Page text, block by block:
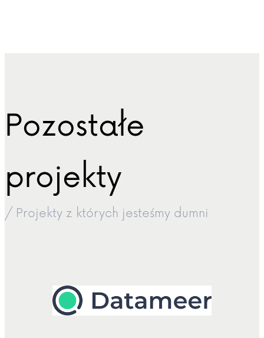
Pozostałe
projekty
/ Projekty z których jesteśmy dumni